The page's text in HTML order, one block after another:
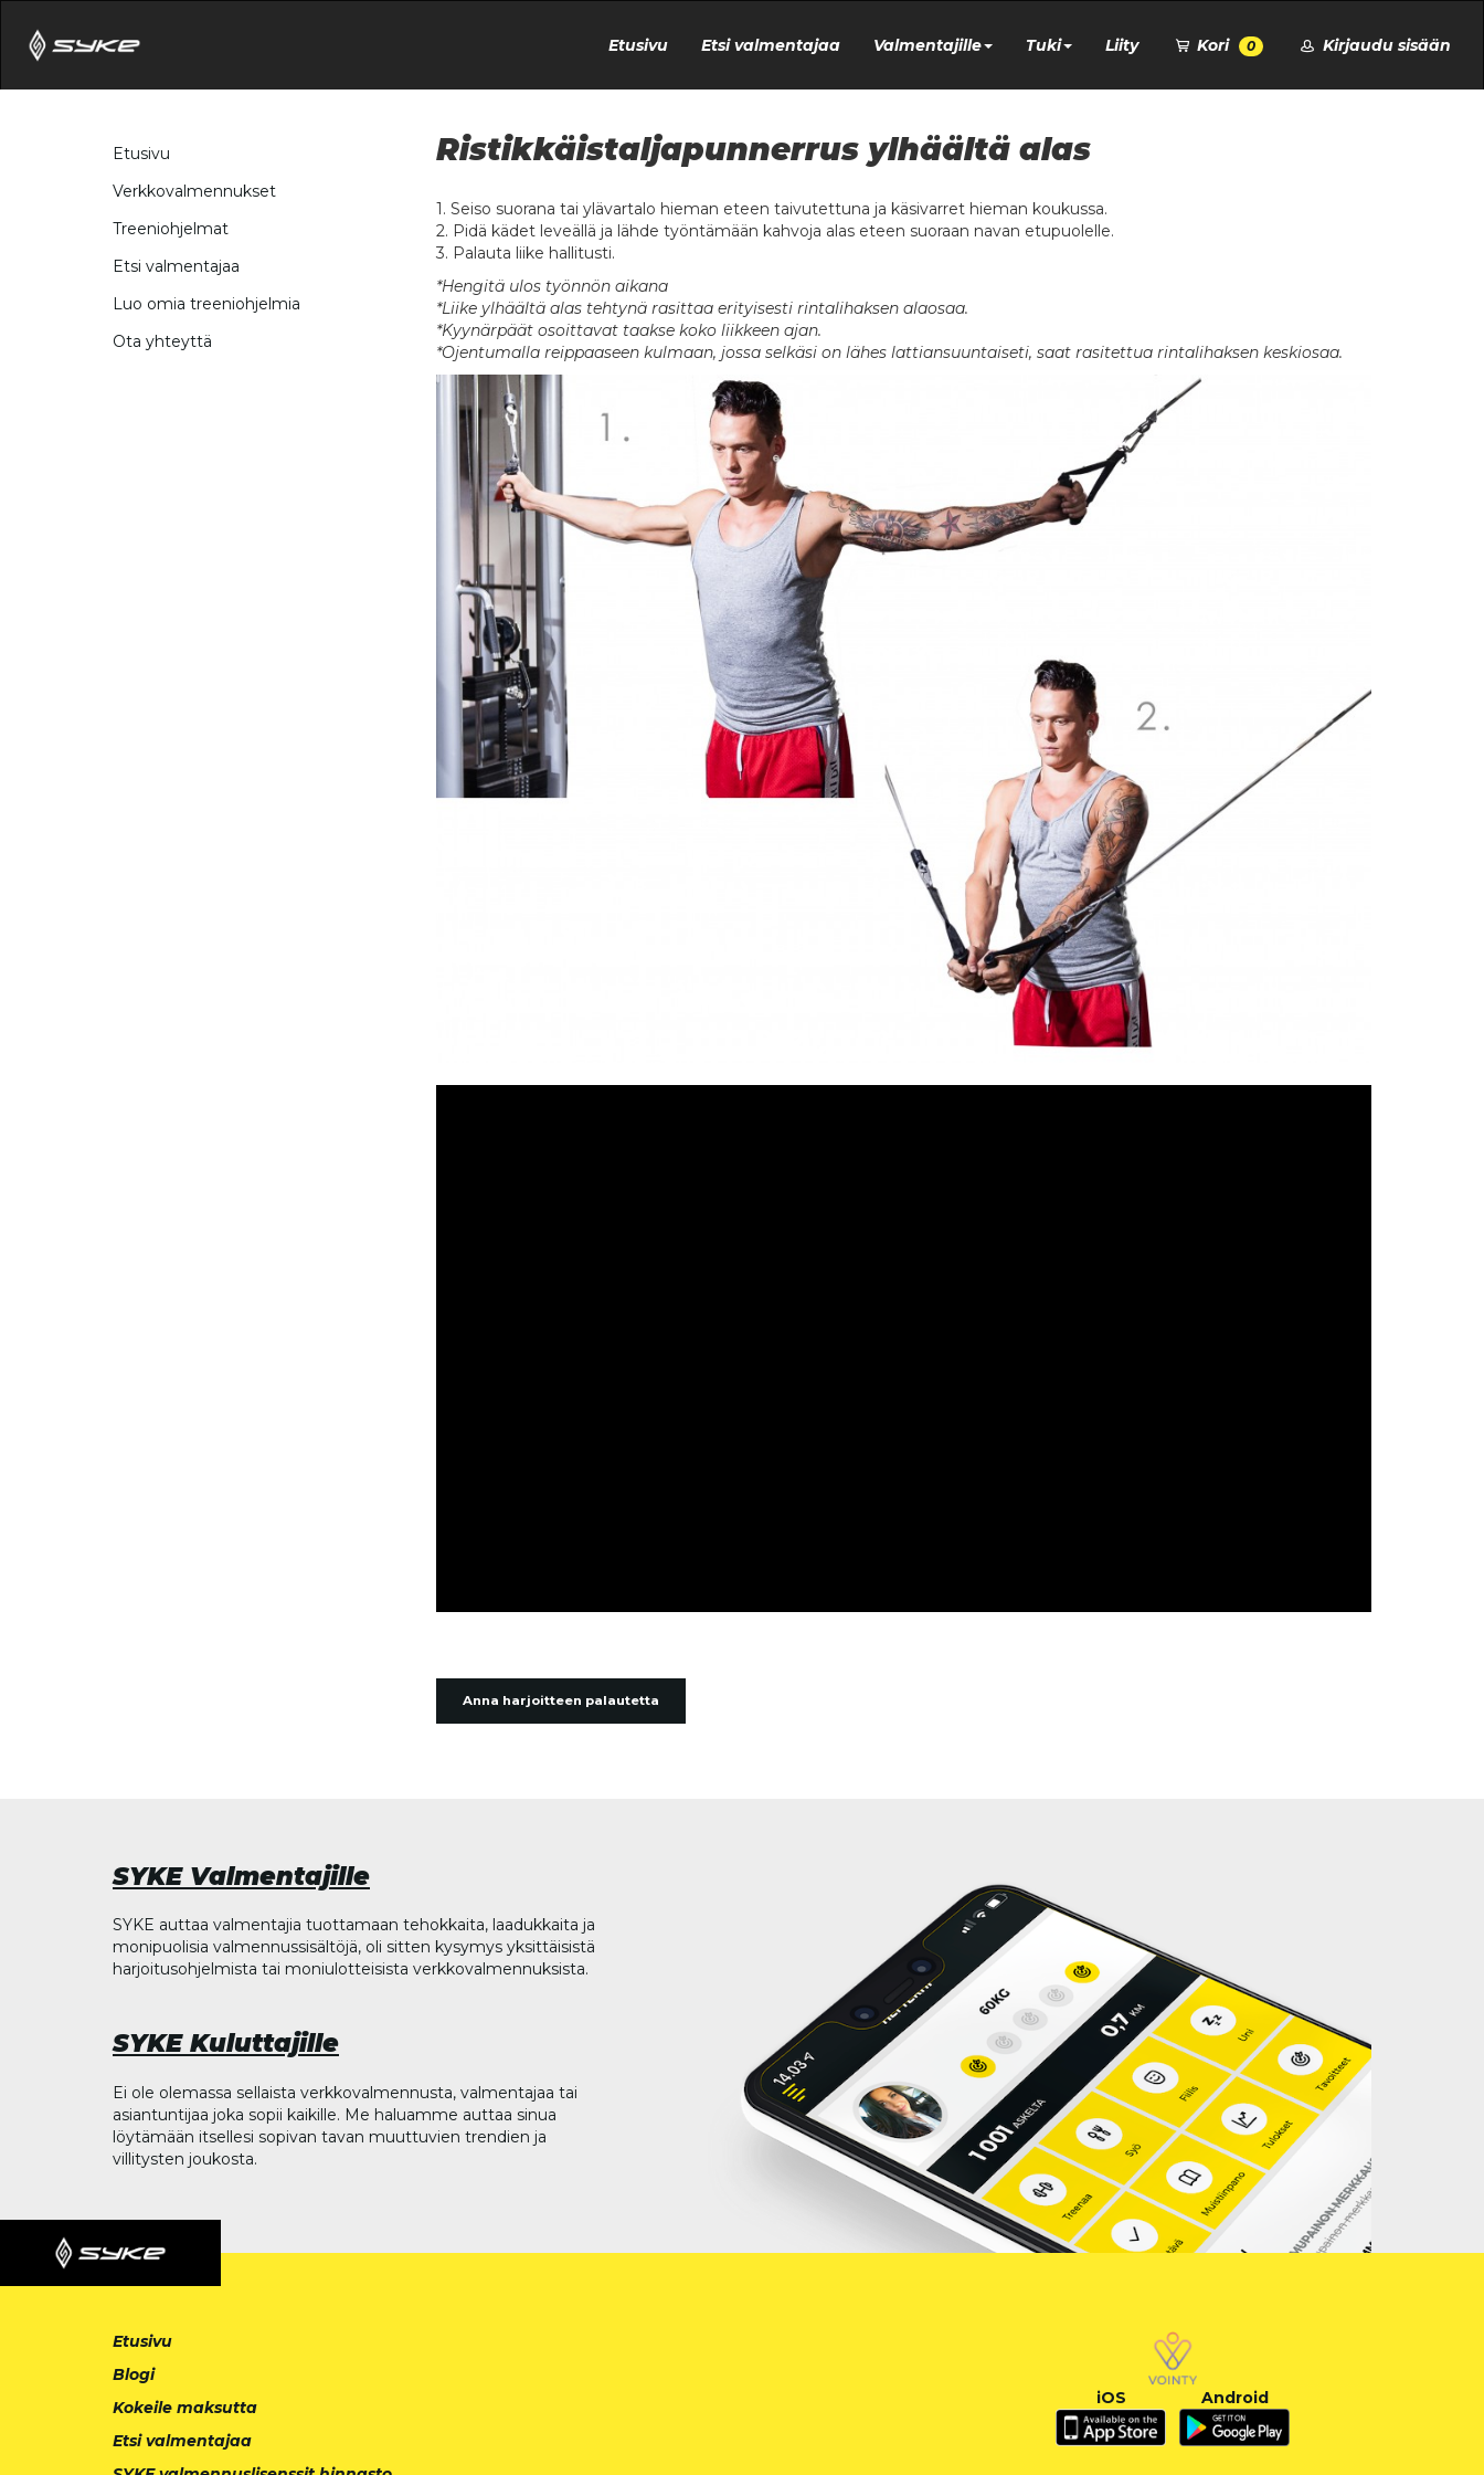
Etusivu Etsi valmentajaa Valmentajille Tuki Liity Kori 0 Kirjaudu sisään
Etusivu
Verkkovalmennukset
Treeniohjelmat
Etsi valmentajaa
Luo omia treeniohjelmia
Ota yhteyttä
Ristikkäistaljapunnerrus ylhäältä alas
1. Seiso suorana tai ylävartalo hieman eteen taivutettuna ja käsivarret hieman koukussa.
2. Pidä kädet leveällä ja lähde työntämään kahvoja alas eteen suoraan navan etupuolelle.
3. Palauta liike hallitusti.
*Hengitä ulos työnnön aikana
*Liike ylhäältä alas tehtynä rasittaa erityisesti rintalihaksen alaosaa.
*Kyynärpäät osoittavat taakse koko liikkeen ajan.
*Ojentumalla reippaaseen kulmaan, jossa selkäsi on lähes lattiansuuntaiseti, saat rasitettua rintalihaksen keskiosaa.
Anna harjoitteen palautetta
SYKE Valmentajille
SYKE auttaa valmentajia tuottamaan tehokkaita, laadukkaita ja
monipuolisia valmennussisältöjä, oli sitten kysymys yksittäisistä
harjoitusohjelmista tai moniulotteisista verkkovalmennuksista.
SYKE Kuluttajille
Ei ole olemassa sellaista verkkovalmennusta, valmentajaa tai
asiantuntijaa joka sopii kaikille. Me haluamme auttaa sinua
löytämään itsellesi sopivan tavan muuttuvien trendien ja
villitysten joukosta.
Etusivu
Blogi
Kokeile maksutta
Etsi valmentajaa
iOS Android